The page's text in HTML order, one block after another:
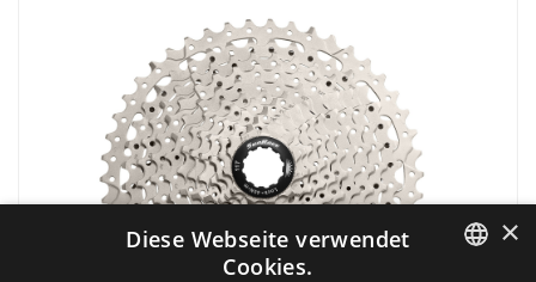
×
Diese Webseite verwendet
Cookies.